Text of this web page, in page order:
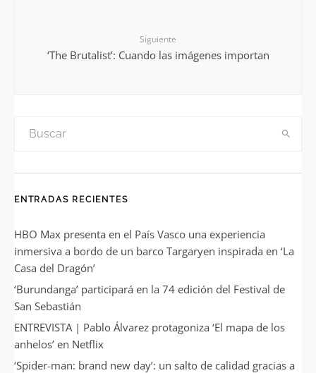
Siguiente
‘The Brutalist’: Cuando las imágenes importan
ENTRADAS RECIENTES
HBO Max presenta en el País Vasco una experiencia
inmersiva a bordo de un barco Targaryen inspirada en ‘La
Casa del Dragón’
‘Burundanga’ participará en la 74 edición del Festival de
San Sebastián
ENTREVISTA | Pablo Álvarez protagoniza ‘El mapa de los
anhelos’ en Netflix
‘Spider-man: brand new day’: un salto de calidad gracias a